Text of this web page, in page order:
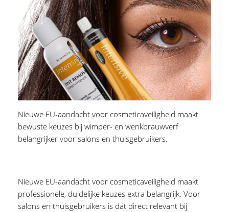
Nieuwe EU-aandacht voor cosmeticaveiligheid maakt
bewuste keuzes bij wimper- en wenkbrauwverf
belangrijker voor salons en thuisgebruikers.
Nieuwe EU-aandacht voor cosmeticaveiligheid maakt
professionele, duidelijke keuzes extra belangrijk. Voor
salons en thuisgebruikers is dat direct relevant bij